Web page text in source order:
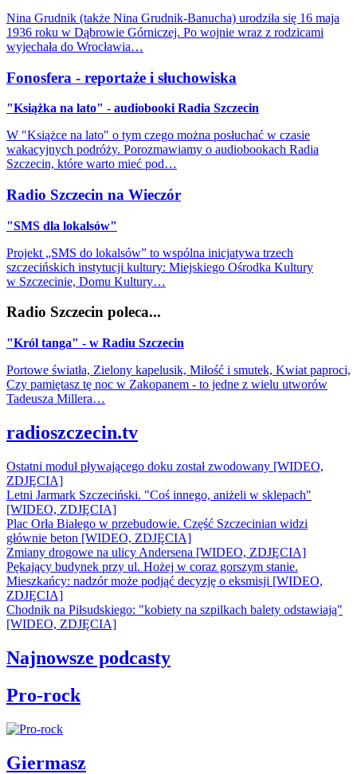
Nina Grudnik (także Nina Grudnik-Banucha) urodziła się 16 maja
1936 roku w Dąbrowie Górniczej. Po wojnie wraz z rodzicami
wyjechała do Wrocławia…
Fonosfera - reportaże i słuchowiska
"Książka na lato" - audiobooki Radia Szczecin
W "Książce na lato" o tym czego można posłuchać w czasie
wakacyjnych podróży. Porozmawiamy o audiobookach Radia
Szczecin, które warto mieć pod…
Radio Szczecin na Wieczór
"SMS dla lokalsów"
Projekt „SMS do lokalsów” to wspólna inicjatywa trzech
szczecińskich instytucji kultury: Miejskiego Ośrodka Kultury
w Szczecinie, Domu Kultury…
Radio Szczecin poleca...
"Król tanga" - w Radiu Szczecin
Portowe światła, Zielony kapelusik, Miłość i smutek, Kwiat paproci,
Czy pamiętasz tę noc w Zakopanem - to jedne z wielu utworów
Tadeusza Millera…
radioszczecin.tv
Ostatni moduł pływającego doku został zwodowany [WIDEO,
ZDJĘCIA]
Letni Jarmark Szczeciński. "Coś innego, aniżeli w sklepach"
[WIDEO, ZDJĘCIA]
Plac Orła Białego w przebudowie. Część Szczecinian widzi
głównie beton [WIDEO, ZDJĘCIA]
Zmiany drogowe na ulicy Andersena [WIDEO, ZDJĘCIA]
Pękający budynek przy ul. Hożej w coraz gorszym stanie.
Mieszkańcy: nadzór może podjąć decyzję o eksmisji [WIDEO,
ZDJĘCIA]
Chodnik na Piłsudskiego: "kobiety na szpilkach balety odstawiają"
[WIDEO, ZDJĘCIA]
Najnowsze podcasty
Pro-rock
Giermasz